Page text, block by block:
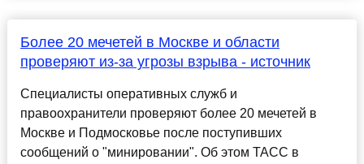
Более 20 мечетей в Москве и области
проверяют из-за угрозы взрыва - источник
Специалисты оперативных служб и
правоохранители проверяют более 20 мечетей в
Москве и Подмосковье после поступивших
сообщений о "минировании". Об этом ТАСС в